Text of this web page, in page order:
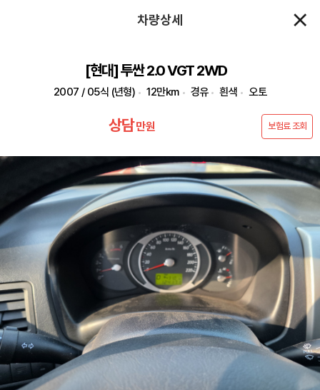
차량상세
[현대] 투싼 2.0 VGT 2WD
2007 / 05식 (년형) 12만km 경유 흰색 오토
상담만원 보험료 조회